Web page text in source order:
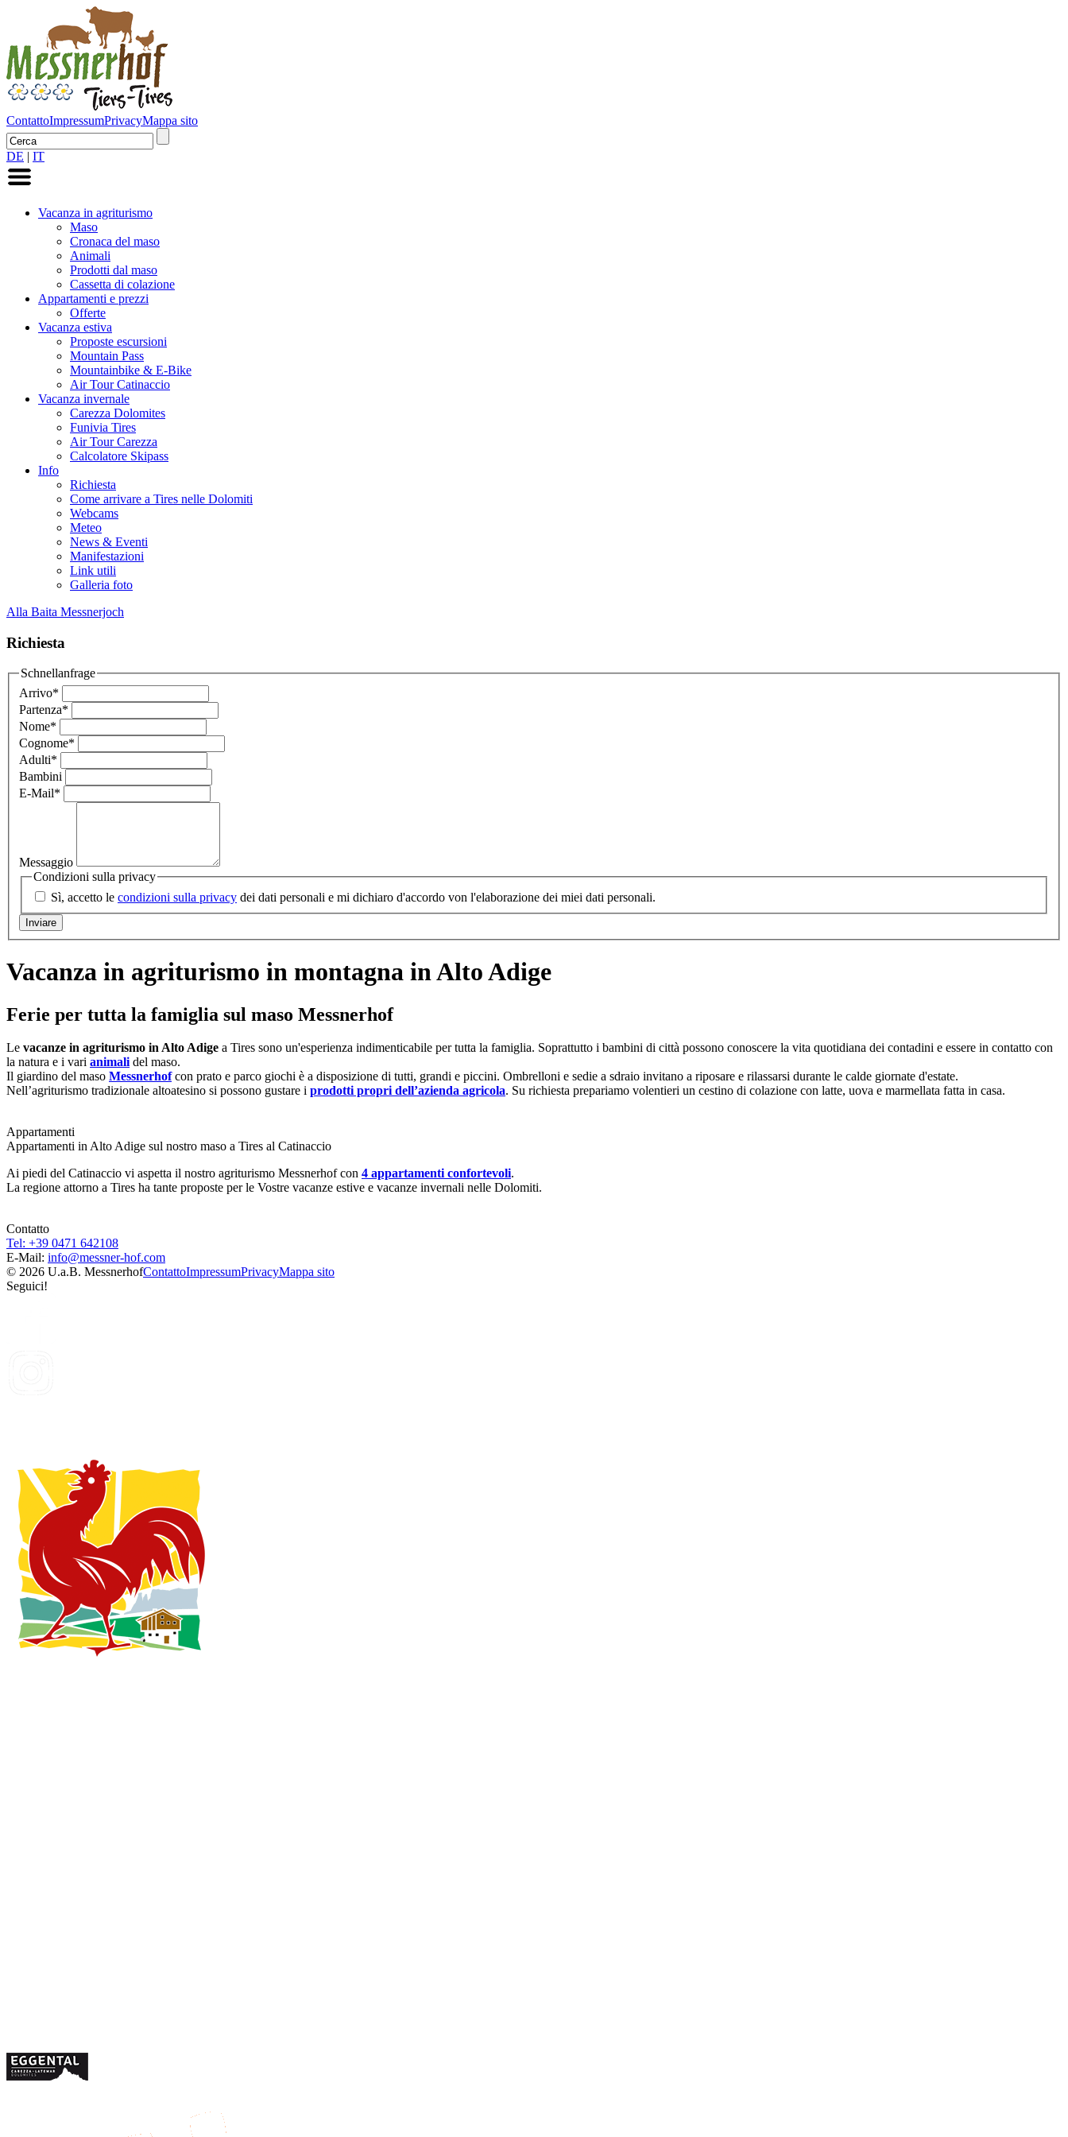
ContattoImpressumPrivacyMappa sito
DE | IT
Vacanza in agriturismo
Maso
Cronaca del maso
Animali
Prodotti dal maso
Cassetta di colazione
Appartamenti e prezzi
Offerte
Vacanza estiva
Proposte escursioni
Mountain Pass
Mountainbike & E-Bike
Air Tour Catinaccio
Vacanza invernale
Carezza Dolomites
Funivia Tires
Air Tour Carezza
Calcolatore Skipass
Info
Richiesta
Come arrivare a Tires nelle Dolomiti
Webcams
Meteo
News & Eventi
Manifestazioni
Link utili
Galleria foto
Alla Baita Messnerjoch
Richiesta
Schnellanfrage
Arrivo*
Partenza*
Nome*
Cognome*
Adulti*
Bambini
E-Mail*
Messaggio
Condizioni sulla privacy
Sì, accetto le condizioni sulla privacy dei dati personali e mi dichiaro d'accordo von l'elaborazione dei miei dati personali.
Vacanza in agriturismo in montagna in Alto Adige
Ferie per tutta la famiglia sul maso Messnerhof
Le vacanze in agriturismo in Alto Adige a Tires sono un'esperienza indimenticabile per tutta la famiglia. Soprattutto i bambini di città possono conoscere la vita quotidiana dei contadini e essere in contatto con
la natura e i vari animalidel maso.
Il giardino del maso Messnerhofcon prato e parco giochi è a disposizione di tutti, grandi e piccini. Ombrelloni e sedie a sdraio invitano a riposare e rilassarsi durante le calde giornate d'estate.
Nell’agriturismo tradizionale altoatesino si possono gustare i prodotti propri dell’azienda agricola. Su richiesta prepariamo volentieri un cestino di colazione con latte, uova e marmellata fatta in casa.
Appartamenti
Appartamenti in Alto Adige sul nostro maso a Tires al Catinaccio
Ai piedi del Catinaccio vi aspetta il nostro agriturismo Messnerhof con 4 appartamenti confortevoli.
La regione attorno a Tires ha tante proposte per le Vostre vacanze estive e vacanze invernali nelle Dolomiti.
Contatto
Tel: +39 0471 642108
E-Mail: info@messner-hof.com
© 2026 U.a.B. MessnerhofContattoImpressumPrivacyMappa sito
Seguici!